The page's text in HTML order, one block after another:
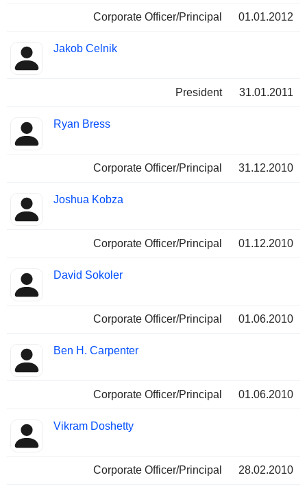
Corporate Officer/Principal 01.01.2012
Jakob Celnik
President 31.01.2011
Ryan Bress
Corporate Officer/Principal 31.12.2010
Joshua Kobza
Corporate Officer/Principal 01.12.2010
David Sokoler
Corporate Officer/Principal 01.06.2010
Ben H. Carpenter
Corporate Officer/Principal 01.06.2010
Vikram Doshetty
Corporate Officer/Principal 28.02.2010